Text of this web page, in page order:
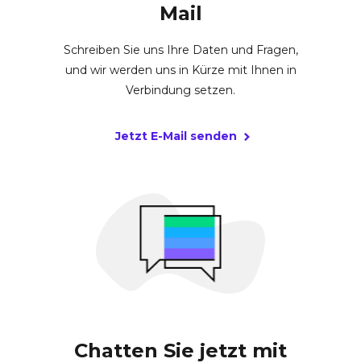
Mail
Schreiben Sie uns Ihre Daten und Fragen,
und wir werden uns in Kürze mit Ihnen in
Verbindung setzen.
Jetzt E-Mail senden
Chatten Sie jetzt mit